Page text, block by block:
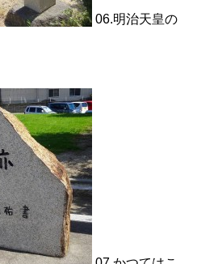
06.明治天皇の